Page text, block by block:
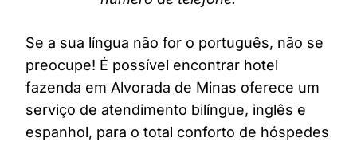
Se a sua língua não for o português, não se
preocupe! É possível encontrar hotel
fazenda em Alvorada de Minas oferece um
serviço de atendimento bilíngue, inglês e
espanhol, para o total conforto de hóspedes